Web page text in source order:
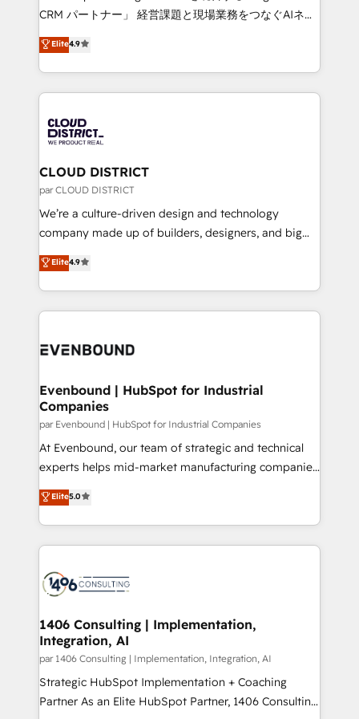
measurable growth. 🌎 Highlights: • 10+ years as a
Migration Excellence. • Top 3 Partner of the Year
LATAM 2022, 2023, 2024, 2025. • Partner of the Year
with HubSpot? Let Cebra’s experts help you grow
faster, smarter, and with impact.
CRM パートナー」 経営課題と現場業務をつなぐAIネイ
ティブ・エージェンシーとして、HubSpot Eliteの実装
力で顧客フロント業務を再設計します。 💡 100inc は何
をする会社か？ HubSpotを共通基盤に、AIエージェン
トを組み込んだ顧客フロント業務（マーケティング・営
ィブ・エージェンシーです。事業部・グループ会社・部
門が分立する組織で、データと業務プロセスのサイロ化
を、CRMを軸とした全社共通基盤に再構築します。意
思決定者・PMO・現場担当者に並走します。 1️⃣
HubSpot導入・活用支援 顧客データの一元化から、
GTMの見える化・自動化まで。全Hub統合運用、デー
2️⃣ AIエージェント組織構築 営業・マーケティング業務
の一部をAIが自律実行する組織への移行を設計・実装。
DX × AI推進のPMO伴走支援 複数部門をまたぐDX×AI変
の統合・浸透・変革管理を実行します。 ▸ CMS戦略設
計・構築：リード獲得・CVR・SEOを前提にした情報設
提供。 ▸ 既存CRM・MAからの移行支援：Salesforce・
Marketo・Pardot等からの移行、カスタム設計、履歴
データ移行と活用設計まで。 ▸ AEO対応：ChatGPT・
か？ ✓ HubSpot Eliteパートナー認定 ✓ HubSpotアワ
ード受賞・HUGリーダー ✓ ISO27001:2022 /
ISO9001:2015 取得 ✓ 400社以上の導入実績 ✓
状整理の壁打ちなど、構想段階からお気軽にお問い合わ
せください。
Elite4.9
CLOUD DISTRICT
par CLOUD DISTRICT
We’re a culture-driven design and technology
company made up of builders, designers, and big
thinkers. We blend strategy, design, and
development—always fueled by curiosity—to turn
ideas, opportunities, and challenges into meaningful
experiences. To us, technology is more than just
and—most importantly—simple. That’s why we lean
products and strategies that actually make a
difference.
Elite4.9
Evenbound | HubSpot for Industrial
Companies
par Evenbound | HubSpot for Industrial Companies
At Evenbound, our team of strategic and technical
experts helps mid-market manufacturing companies
achieve real growth. We specialize in delivering
tailored solutions that drive results by leveraging
HubSpot’s platform and data to fuel success.
Technical Solutions: - HubSpot Technical Consulting -
Onboarding - Data Migration & Integrations -
Technical Audit & Optimization Strategic Solutions: -
Revenue Operations - Inbound Marketing -
Outbound Marketing - HubSpot CMS Website
Design & Development We empower our clients to
reach their full potential by providing transparent,
relationship-driven support. With over 300 HubSpot
Elite5.0
1406 Consulting | Implementation,
Integration, AI
par 1406 Consulting | Implementation, Integration, AI
Strategic HubSpot Implementation + Coaching
Partner As an Elite HubSpot Partner, 1406 Consulting